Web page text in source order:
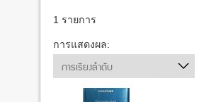
1 รายการ
การแสดงผล:
การเรียงลำดับ